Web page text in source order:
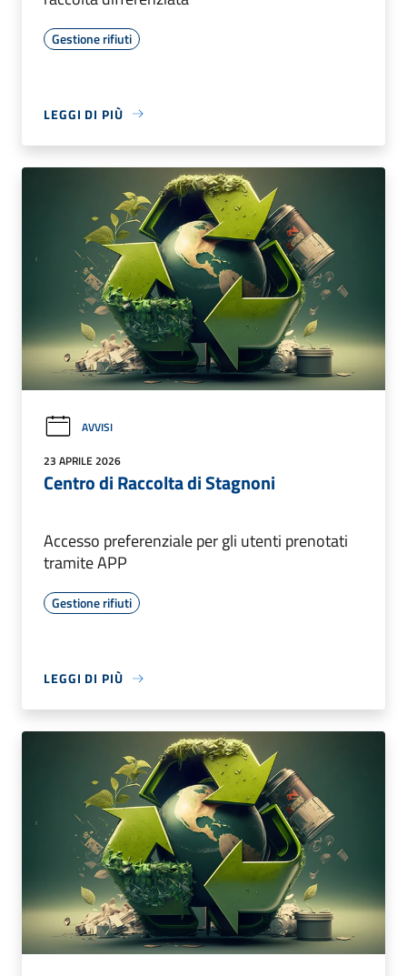
Gestione rifiuti
LEGGI DI PIÙ
AVVISI
23 APRILE 2026
Centro di Raccolta di Stagnoni
Accesso preferenziale per gli utenti prenotati
tramite APP
Gestione rifiuti
LEGGI DI PIÙ